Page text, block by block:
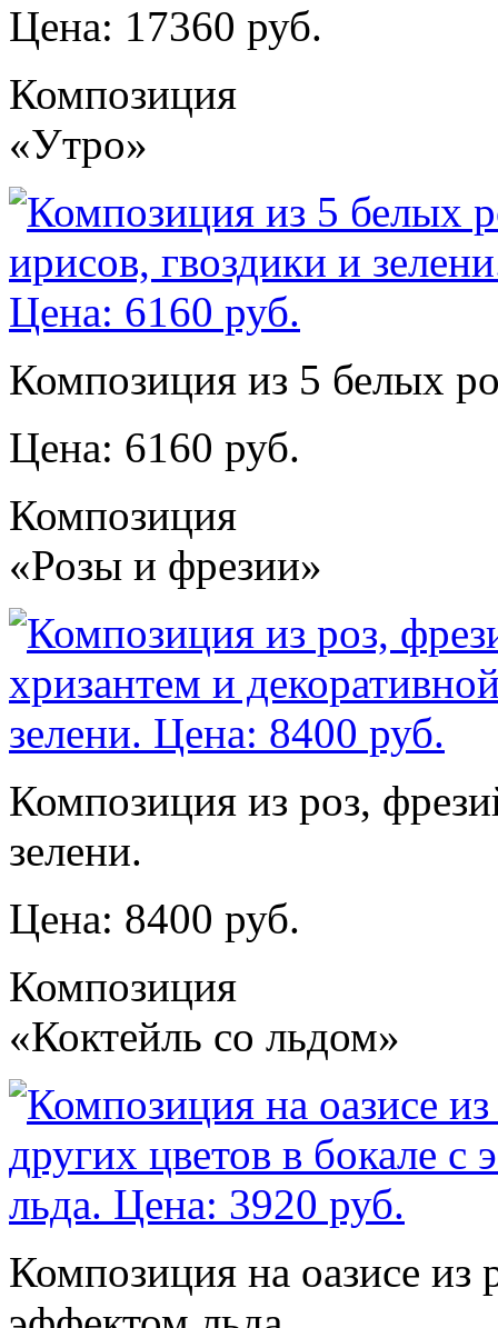
Цена: 17360 руб.
Композиция
«Утро»
Композиция из 5 белых
Цена: 6160 руб.
Композиция
«Розы и фрезии»
Композиция из роз,
зелени.
Цена: 8400 руб.
Композиция
«Коктейль со льдом»
Композиция на оазисе из